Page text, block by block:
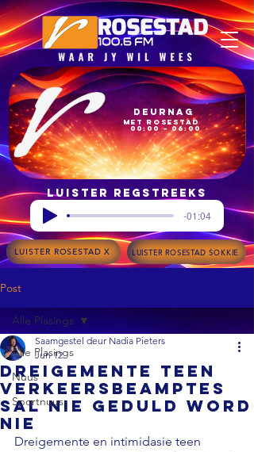
00:00 – 06:00
met Rosestad
Deurnag
Luister regstreeks
-01:04
LUISTER ROSESTAD X LUISTER ROSESTAD SOKKIE
Post
Alle Plasings
Nuus
Sportnuus
Alle Plasings
Dreigemente teen
verkeersbeamptes
sal nie geduld word
nie
Saamgestel deur Nadia Pieters
Jun 12
Dreigemente en intimidasie teen